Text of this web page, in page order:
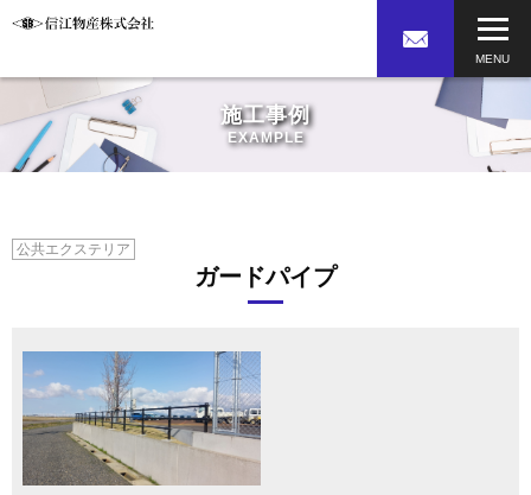
施工事例
EXAMPLE
公共エクステリア
ガードパイプ